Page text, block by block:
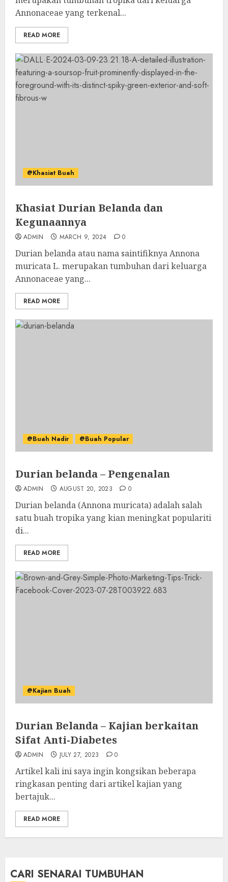
Annonaceae yang terkenal...
READ MORE
@Khasiat Buah
Khasiat Durian Belanda dan
Kegunaannya
ADMIN MARCH 9, 2024 0
Durian belanda atau nama saintifiknya Annona
muricata L. merupakan tumbuhan dari keluarga
Annonaceae yang...
READ MORE
@Buah Nadir @Buah Popular
Durian belanda – Pengenalan
ADMIN AUGUST 20, 2023 0
Durian belanda (Annona muricata) adalah salah
satu buah tropika yang kian meningkat populariti
di...
READ MORE
@Kajian Buah
Durian Belanda – Kajian berkaitan
Sifat Anti-Diabetes
ADMIN JULY 27, 2023 0
Artikel kali ini saya ingin kongsikan beberapa
ringkasan penting dari artikel kajian yang
bertajuk...
READ MORE
CARI SENARAI TUMBUHAN